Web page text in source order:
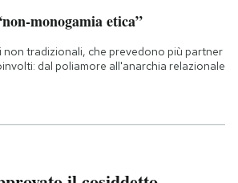
monogamia etica”
non tradizionali, che prevedono più partner
dal poliamore all'anarchia relazionale